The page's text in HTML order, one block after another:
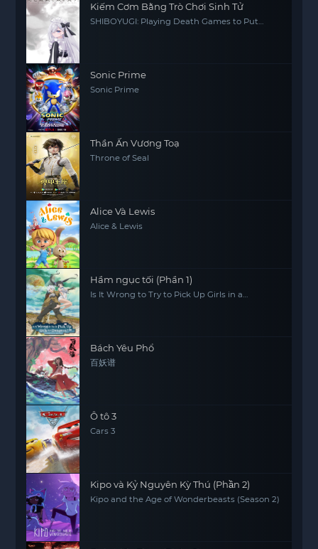
Kiếm Cơm Bằng Trò Chơi Sinh Tử
SHIBOYUGI: Playing Death Games to Put
Sonic Prime
Sonic Prime
Thần Ấn Vương Toạ
Throne of Seal
Alice Và Lewis
Alice & Lewis
Hầm ngục tối (Phần 1)
Is It Wrong to Try to Pick Up Girls in a
Bách Yêu Phổ
百妖谱
Ô tô 3
Cars 3
Kipo và Kỷ Nguyên Kỳ Thú (Phần 2)
Kipo and the Age of Wonderbeasts (Season 2)